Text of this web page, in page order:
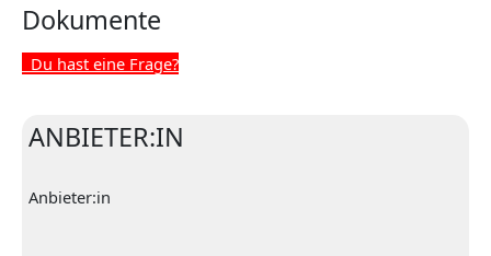
Dokumente
Du hast eine Frage?
ANBIETER:IN
Anbieter:in